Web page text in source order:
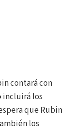
contará con
incluirá los
que Rubin
los